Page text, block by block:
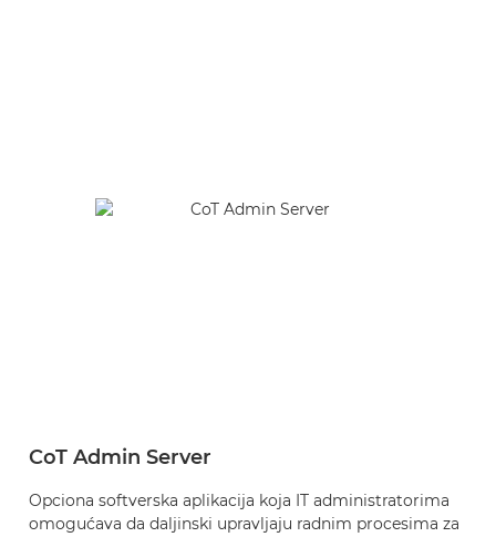
CoT Admin Server
Opciona softverska aplikacija koja IT administratorima
omogućava da daljinski upravljaju radnim procesima za